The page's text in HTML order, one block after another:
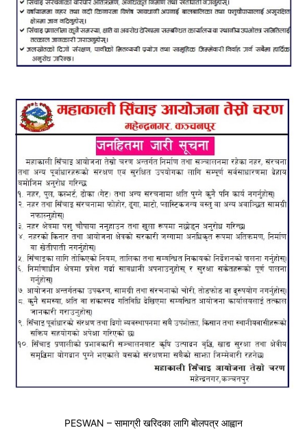
PESWAN – सामाग्री खरिदका लागि बोलपत्र आह्वान